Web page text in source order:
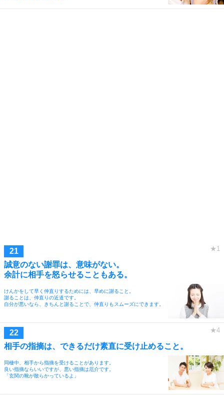
誠意のない謝罪は、意味がない。
余計に相手を怒らせることもある。
けんかをして早く仲直りするためには、早めに謝ること。
謝ることは、仲直りの近道です。
自分が悪いなら、きちんと謝ることで、仲直りもスムーズにできます。
相手の指摘は、できるだけ素直に受け止めること。
同棲中、相手から指摘を受けることがあります。
良い指摘ならいいですが、悪い指摘は厄介です。
「玄関の靴が散らかっているよ」